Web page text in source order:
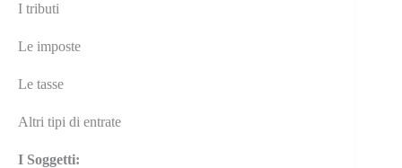
I tributi
Le imposte
Le tasse
Altri tipi di entrate
I Soggetti: